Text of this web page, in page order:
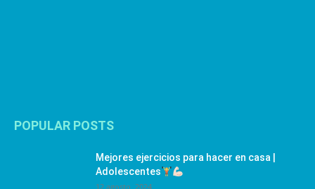
POPULAR POSTS
Mejores ejercicios para hacer en casa |
Adolescentes
12 agosto, 2024